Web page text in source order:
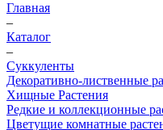
Главная
–
Каталог
–
Суккуленты
Декоративно-лиственные
Хищные Растения
Редкие и коллекционные
Цветущие комнатные